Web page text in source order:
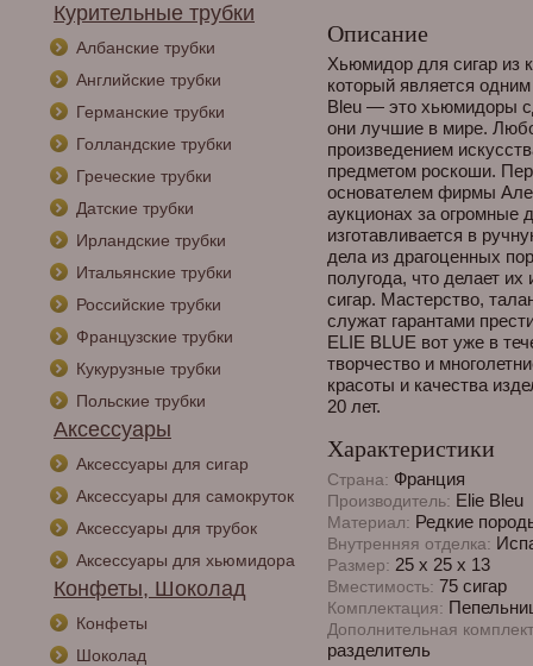
Курительные трубки
Албанские трубки
Английские трубки
Германские трубки
Голландские трубки
Греческие трубки
Датские трубки
Ирландские трубки
Итальянские трубки
Российские трубки
Французские трубки
Кукурузные трубки
Польские трубки
Аксессуары
Аксессуары для сигар
Аксессуары для самокруток
Аксессуары для трубок
Аксессуары для хьюмидора
Конфеты, Шоколад
Конфеты
Шоколад
Описание
Хьюмидор для сигар из
который является
Bleu — это хьюмидоры
они лучшие в мире.
произведением
предметом роскоши.
основателем фирмы
аукционах за огромные
изготавливается в
дела из драгоценных
полугода, что делает
сигар. Мастерство,
служат гарантами
ELIE BLUE вот уже в
творчество и
красоты и качества
20 лет.
Характеристики
Страна: Франция
Производитель: Elie Bleu
Материал: Редкие
Внутренняя отделка:
Размер: 25 х 25 х 13
Вместимость: 75 сигар
Комплектация:
Дополнительная
разделитель